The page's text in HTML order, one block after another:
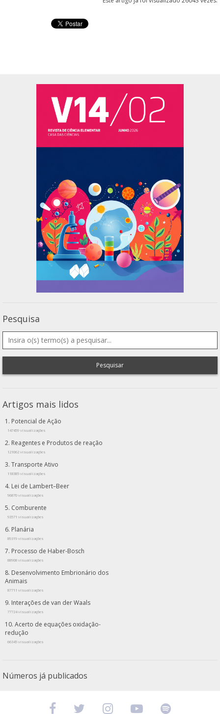
Pesquisa
Pesquisar
Artigos mais lidos
Potencial de Ação
147459 visualizações
Reagentes e Produtos de reação
121062 visualizações
Transporte Ativo
118385 visualizações
Lei de Lambert–Beer
96870 visualizações
Comburente
93571 visualizações
Planária
89319 visualizações
Processo de Haber-Bosch
88908 visualizações
Desenvolvimento Embrionário dos
Animais
87711 visualizações
Interações de van der Waals
77724 visualizações
Acerto de equações oxidação-
redução
66345 visualizações
Números já publicados